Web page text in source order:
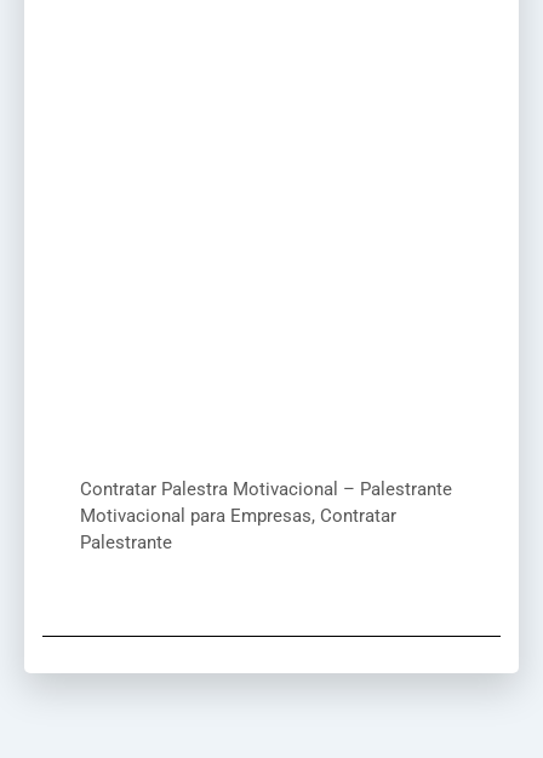
Contratar Palestra Motivacional – Palestrante
Motivacional para Empresas, Contratar
Palestrante